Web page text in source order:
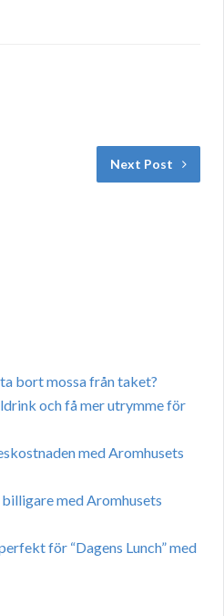
Next Post
bort mossa från taket?
och få mer utrymme för
med Aromhusets
med Aromhusets
för “Dagens Lunch” med